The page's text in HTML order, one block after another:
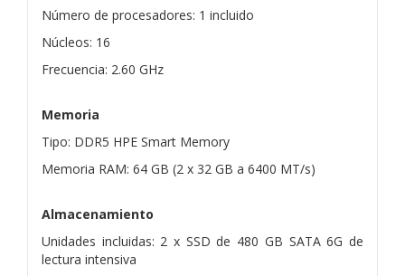
Número de procesadores: 1 incluido
Núcleos: 16
Frecuencia: 2.60 GHz
Memoria
Tipo: DDR5 HPE Smart Memory
Memoria RAM: 64 GB (2 x 32 GB a 6400 MT/s)
Almacenamiento
Unidades incluidas: 2 x SSD de 480 GB SATA 6G de
lectura intensiva